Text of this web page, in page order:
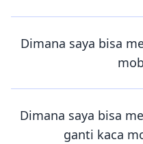
Dimana saya bisa
Dimana saya bisa
ganti kaca